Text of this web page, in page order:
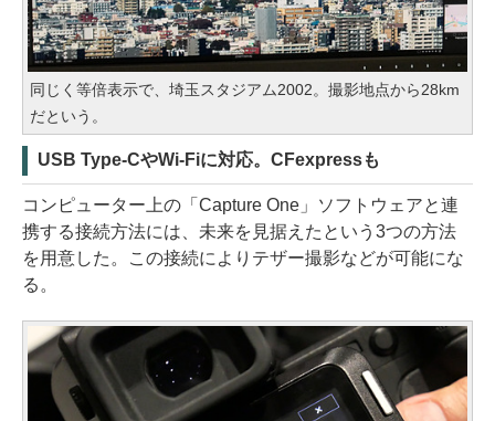
同じく等倍表示で、埼玉スタジアム2002。撮影地点から28km
だという。
USB Type-CやWi-Fiに対応。CFexpressも
コンピューター上の「Capture One」ソフトウェアと連
携する接続方法には、未来を見据えたという3つの方法
を用意した。この接続によりテザー撮影などが可能にな
る。